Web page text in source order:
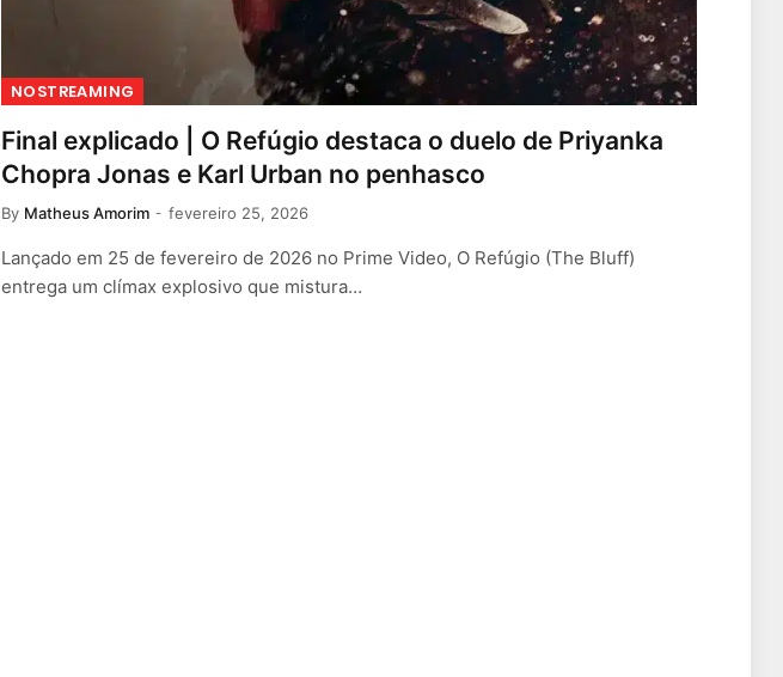
NOSTREAMING
Final explicado | O Refúgio destaca o duelo de Priyanka
Chopra Jonas e Karl Urban no penhasco
By Matheus Amorim fevereiro 25, 2026
Lançado em 25 de fevereiro de 2026 no Prime Video, O Refúgio (The Bluff)
entrega um clímax explosivo que mistura…